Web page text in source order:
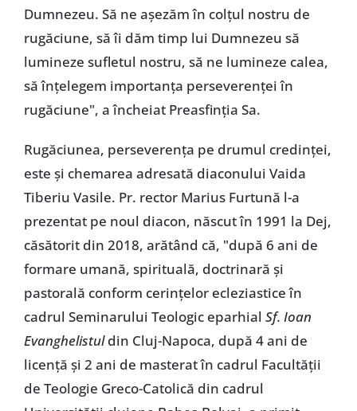
Dumnezeu. Să ne așezăm în colțul nostru de
rugăciune, să îi dăm timp lui Dumnezeu să
lumineze sufletul nostru, să ne lumineze calea,
să înțelegem importanța perseverenței în
rugăciune", a încheiat Preasfinția Sa.
Rugăciunea, perseverența pe drumul credinței,
este și chemarea adresată diaconului Vaida
Tiberiu Vasile. Pr. rector Marius Furtună l-a
prezentat pe noul diacon, născut în 1991 la Dej,
căsătorit din 2018, arătând că, "după 6 ani de
formare umană, spirituală, doctrinară și
pastorală conform cerințelor ecleziastice în
cadrul Seminarului Teologic eparhial Sf. Ioan
Evanghelistuldin Cluj-Napoca, după 4 ani de
licență și 2 ani de masterat în cadrul Facultății
de Teologie Greco-Catolică din cadrul